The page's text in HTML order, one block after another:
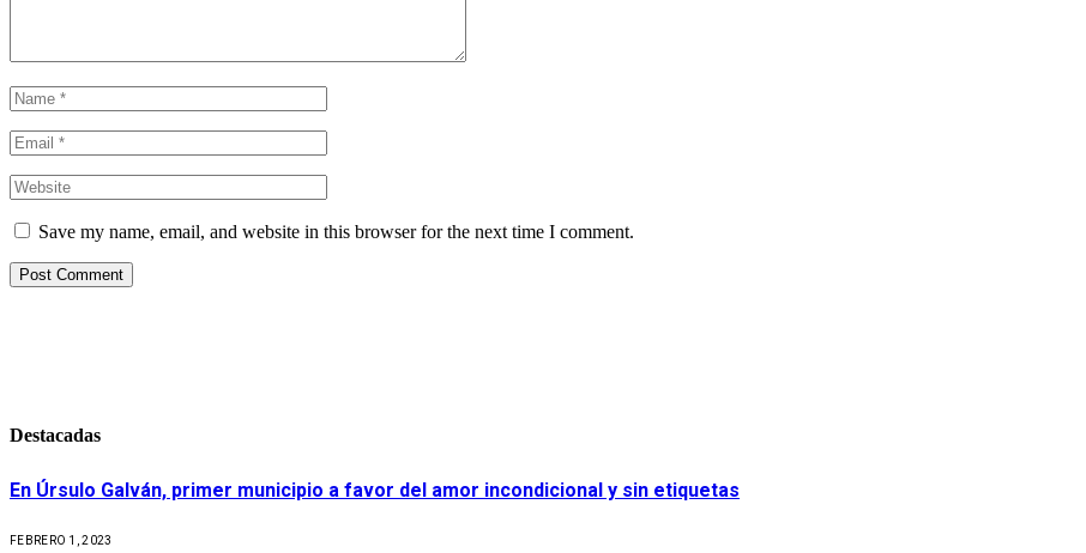
Save my name, email, and website in this browser for the next time I comment.
Destacadas
En Úrsulo Galván, primer municipio a favor del amor incondicional y sin etiquetas
FEBRERO 1, 2023